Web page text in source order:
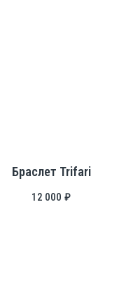
Браслет Trifari
12 000 ₽